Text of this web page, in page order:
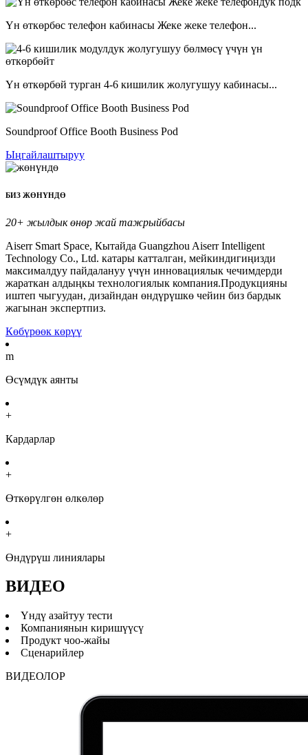
Үн өткөрбөс телефон кабинасы Жеке жеке телефон...
Үн өткөрбөй турган 4-6 кишилик жолугушуу кабинасы...
Soundproof Office Booth Business Pod
Ыңгайлаштыруу
БИЗ ЖӨНҮНДӨ
20+ жылдык өнөр жай тажрыйбасы
Aiserr Smart Space, Кытайда Guangzhou Aiserr Intelligent
Technology Co., Ltd. катары катталган, мейкиндигиңизди
максималдуу пайдалануу үчүн инновациялык чечимдерди
жараткан алдыңкы технологиялык компания.Продукцияны
иштеп чыгуудан, дизайндан өндүрүшкө чейин биз бардык
жагынан экспертпиз.
Көбүрөөк көрүү
m
Өсүмдүк аянты
+
Кардарлар
+
Өткөрүлгөн өлкөлөр
+
Өндүрүш линиялары
ВИДЕО
Үндү азайтуу тести
Компаниянын киришүүсү
Продукт чоо-жайы
Сценарийлер
ВИДЕОЛОР